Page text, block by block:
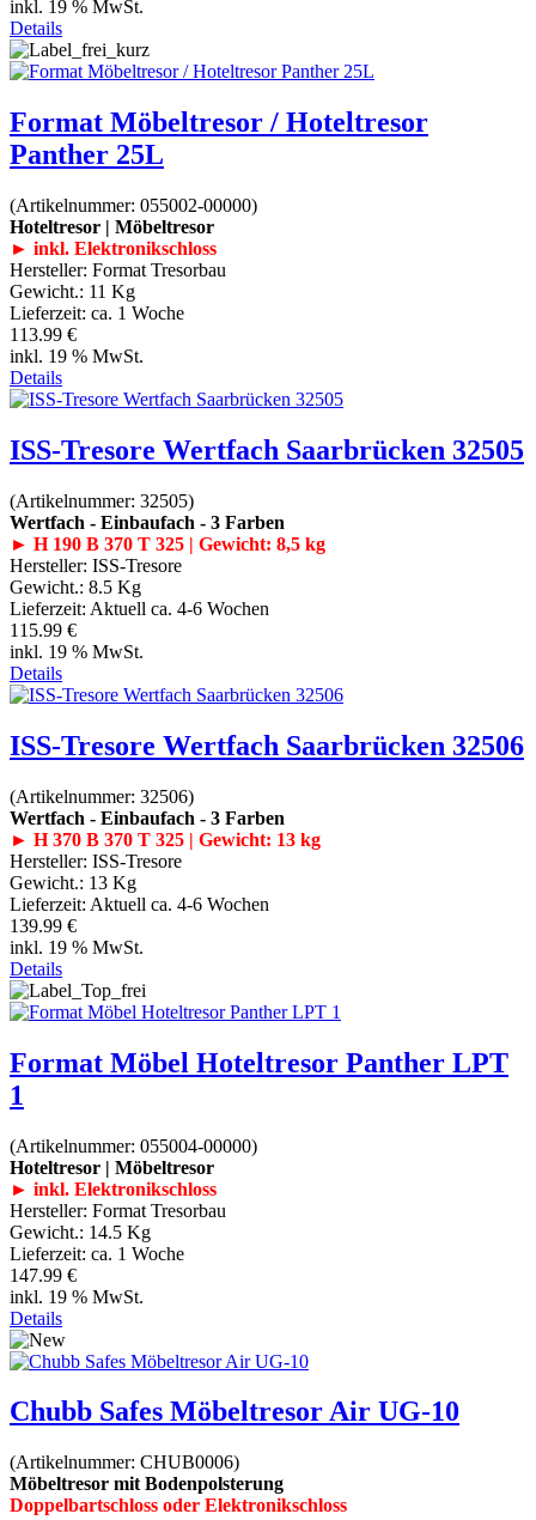
inkl. 19 % MwSt.
Details
Format Möbeltresor / Hoteltresor
Panther 25L
(Artikelnummer: 055002-00000)
Hoteltresor | Möbeltresor
► inkl. Elektronikschloss
Hersteller: Format Tresorbau
Gewicht.: 11 Kg
Lieferzeit: ca. 1 Woche
113.99 €
inkl. 19 % MwSt.
Details
ISS-Tresore Wertfach Saarbrücken 32505
(Artikelnummer: 32505)
Wertfach - Einbaufach - 3 Farben
► H 190 B 370 T 325 | Gewicht: 8,5 kg
Hersteller: ISS-Tresore
Gewicht.: 8.5 Kg
Lieferzeit: Aktuell ca. 4-6 Wochen
115.99 €
inkl. 19 % MwSt.
Details
ISS-Tresore Wertfach Saarbrücken 32506
(Artikelnummer: 32506)
Wertfach - Einbaufach - 3 Farben
► H 370 B 370 T 325 | Gewicht: 13 kg
Hersteller: ISS-Tresore
Gewicht.: 13 Kg
Lieferzeit: Aktuell ca. 4-6 Wochen
139.99 €
inkl. 19 % MwSt.
Details
Format Möbel Hoteltresor Panther LPT
1
(Artikelnummer: 055004-00000)
Hoteltresor | Möbeltresor
► inkl. Elektronikschloss
Hersteller: Format Tresorbau
Gewicht.: 14.5 Kg
Lieferzeit: ca. 1 Woche
147.99 €
inkl. 19 % MwSt.
Details
Chubb Safes Möbeltresor Air UG-10
(Artikelnummer: CHUB0006)
Möbeltresor mit Bodenpolsterung
Doppelbartschloss oder Elektronikschloss